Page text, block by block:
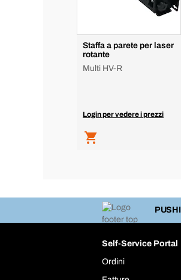
Staffa a parete per laser
rotante
Multi HV-R
Login per vedere i prezzi
Self-Service Portal
Ordini